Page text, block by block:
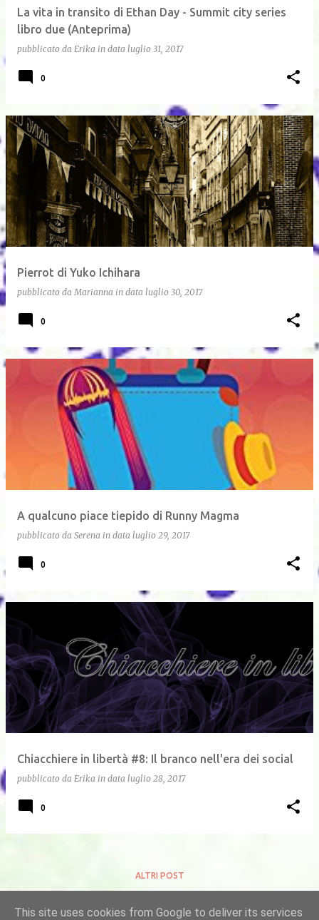
La vita in transito di Ethan Day - Summit city series
libro due (Anteprima)
pubblicato da Erika in data luglio 31, 2017
0
Pierrot di Yuko Ichihara
pubblicato da Marianna in data luglio 30, 2017
0
A qualcuno piace tiepido di Runny Magma
pubblicato da Serena in data luglio 29, 2017
0
Chiacchiere in libertà #8: Il branco nell'era dei social
pubblicato da Erika in data luglio 28, 2017
0
ALTRI POST
This site uses cookies from Google to deliver its services